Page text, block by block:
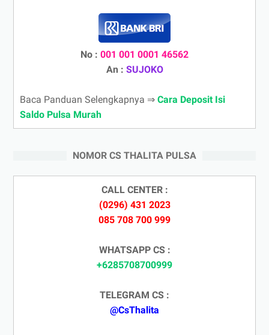
No : 001 001 0001 46562
An : SUJOKO
Baca Panduan Selengkapnya ⇒ Cara Deposit Isi
Saldo Pulsa Murah
NOMOR CS THALITA PULSA
CALL CENTER :
(0296) 431 2023
085 708 700 999
WHATSAPP CS :
+6285708700999
TELEGRAM CS :
@CsThalita